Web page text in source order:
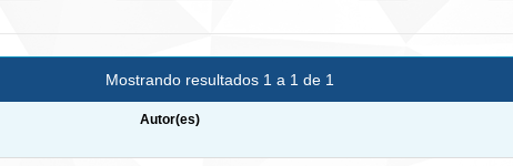
Mostrando resultados 1 a 1 de 1
Autor(es)